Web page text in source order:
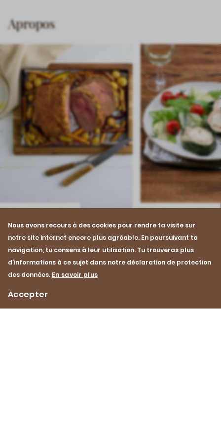
Nous avons recours à des cookies pour rendre ta visite sur
notre site internet encore plus agréable. En poursuivant ta
navigation, tu consens à leur utilisation. Tu trouveras plus
d’informations à ce sujet dans notre déclaration de protection
des données. En savoir plus
Accepter
Apropos
Viande au four Le pochage
Le pochage est une
cuisson douce dans